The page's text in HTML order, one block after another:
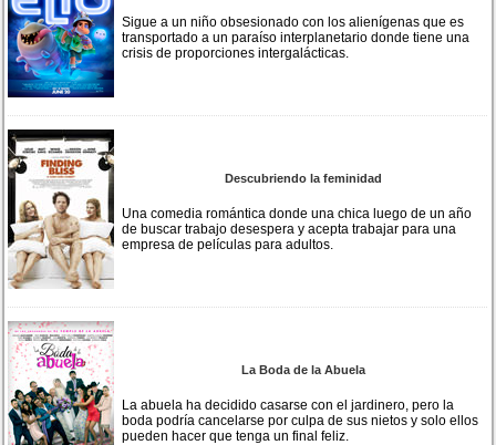
Sigue a un niño obsesionado con los alienígenas que es
transportado a un paraíso interplanetario donde tiene una
crisis de proporciones intergalácticas.
Descubriendo la feminidad
Una comedia romántica donde una chica luego de un año
de buscar trabajo desespera y acepta trabajar para una
empresa de películas para adultos.
La Boda de la Abuela
La abuela ha decidido casarse con el jardinero, pero la
boda podría cancelarse por culpa de sus nietos y solo ellos
pueden hacer que tenga un final feliz.